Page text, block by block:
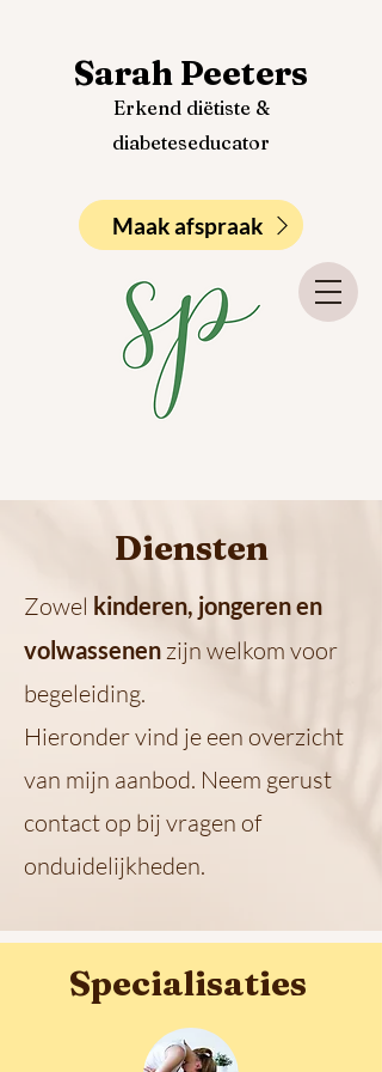
Sarah Peeters
Erkend diëtiste &
diabeteseducator
Maak afspraak
Diensten
Zowel kinderen, jongeren en
volwassenenzijn welkom voor
begeleiding.
Hieronder vind je een overzicht
van mijn aanbod. Neem gerust
contact op bij vragen of
onduidelijkheden.
Specialisaties